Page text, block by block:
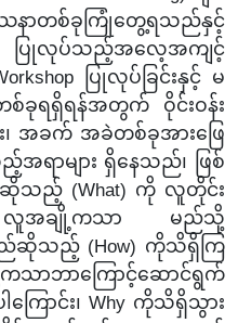
တစ်ခုကြုံတွေ့ရသည်နှင့်
ပြုလုပ်သည့်အလေ့အကျင့်
ပြုလုပ်ခြင်းနှင့် မ
တစ်ခုရရှိရန်အတွက် ဝိုင်းဝန်း
င်း၊ အခက် အခဲတစ်ခုအားဖြေ
ရာများ ရှိနေသည်၊ ဖြစ်
သည့် (What) ကို လူတိုင်း
း၊ လူအချို့ကသာ မည်သို့
ဆိုသည့် (How) ကိုသိရှိကြ
သာဘာကြောင့်ဆောင်ရွက်
ောင်း၊ Why ကိုသိရှိသွား